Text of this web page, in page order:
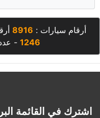
أرقام سيارات : 8916
1246
-
اشترك في القائمة